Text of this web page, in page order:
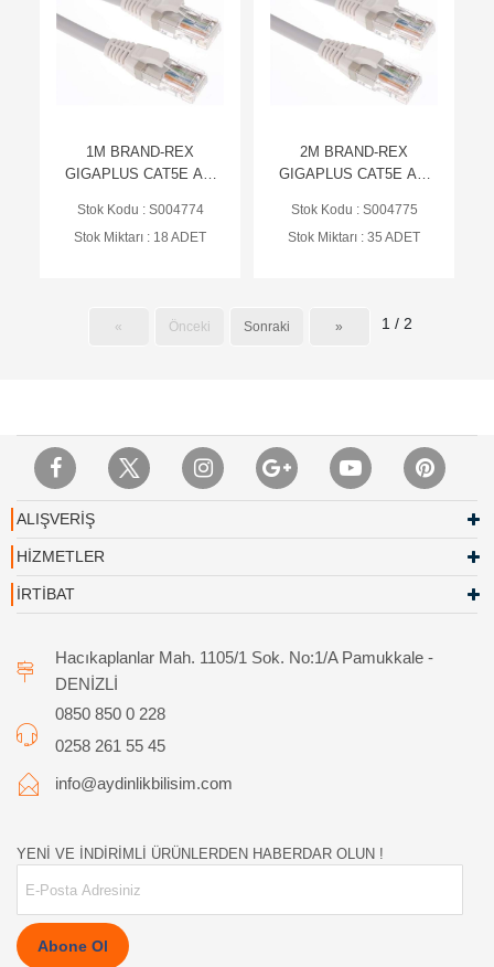
1M BRAND-REX
GIGAPLUS CAT5E AW
KABLO (BR-
GPCPCU010-888HB)
Stok Kodu : S004774
Stok Miktarı : 18 ADET
2M BRAND-REX
GIGAPLUS CAT5E AW
KABLO (BR-
GPCPCU020-888HB)
Stok Kodu : S004775
Stok Miktarı : 35 ADET
« Önceki Sonraki » 1 / 2
ALIŞVERİŞ
HİZMETLER
İRTİBAT
Hacıkaplanlar Mah. 1105/1 Sok. No:1/A Pamukkale -
DENİZLİ
0850 850 0 228
0258 261 55 45
info@aydinlikbilisim.com
YENİ VE İNDİRİMLİ ÜRÜNLERDEN HABERDAR OLUN !
Abone Ol